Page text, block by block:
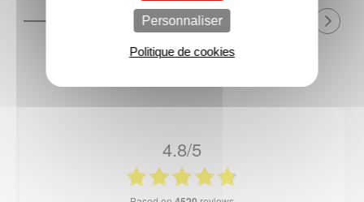
4.8/5
Personnaliser
Politique de cookies